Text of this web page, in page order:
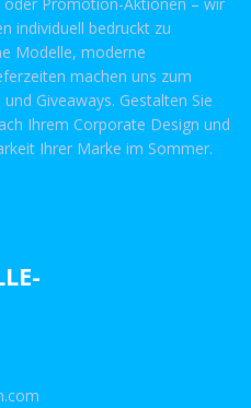
oder Promotion-Aktionen – wir
individuell bedruckt zu
Modelle, moderne
machen uns zum
Giveaways. Gestalten Sie
Ihrem Corporate Design und
Ihrer Marke im Sommer.